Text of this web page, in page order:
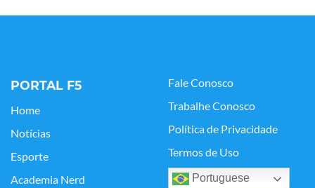
PORTAL F5
Home
Notícias
Esporte
Academia Nerd
Fale Conosco
Trabalhe Conosco
Política de Privacidade
Termos de Uso
Portuguese